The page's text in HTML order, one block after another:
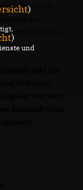
bitten wir
zu
von Schulen
Schulen.
)
)
und